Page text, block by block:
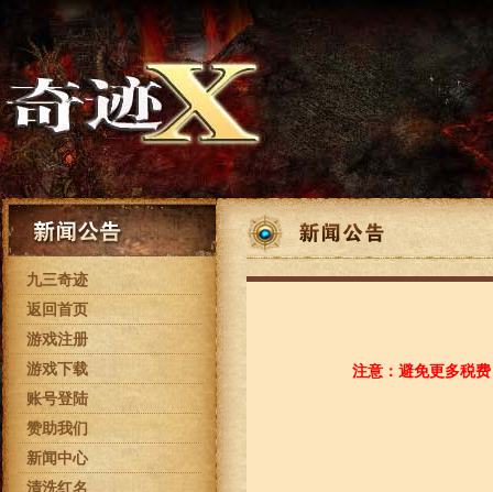
九三奇迹
返回首页
游戏注册
游戏下载
账号登陆
赞助我们
新闻中心
清洗红名
注意：避免更多税